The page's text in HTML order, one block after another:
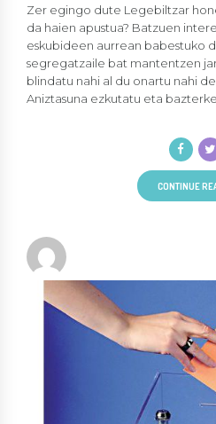
Zer egingo dute Legebiltzar
da haien apustua? Batzuen
eskubideen aurrean babestuko
segregatzaile bat mantentzen
blindatu nahi al du onartu nahi
Aniztasuna ezkutatu eta
CONTINUE